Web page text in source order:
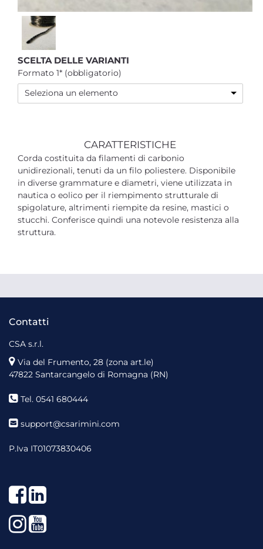
SCELTA DELLE VARIANTI
Formato 1* (obbligatorio)
Seleziona un elemento
CARATTERISTICHE
Corda costituita da filamenti di carbonio
unidirezionali, tenuti da un filo poliestere. Disponibile
in diverse grammature e diametri, viene utilizzata in
nautica o eolico per il riempimento strutturale di
spigolature, altrimenti riempite da resine, mastici o
stucchi. Conferisce quindi una notevole resistenza alla
struttura.
Contatti
CSA s.r.l.
Via del Frumento, 28 (zona art.le)
47822 Santarcangelo di Romagna (RN)
Tel. 0541 680444
support@csarimini.com
P.Iva IT01073830406
Facebook
LinkedIn
Instagram
YouTube